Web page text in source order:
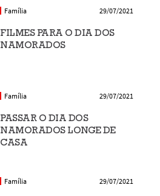
Família 29/07/2021
FILMES PARA O DIA DOS
NAMORADOS
Família 29/07/2021
PASSAR O DIA DOS
NAMORADOS LONGE DE
CASA
Família 29/07/2021